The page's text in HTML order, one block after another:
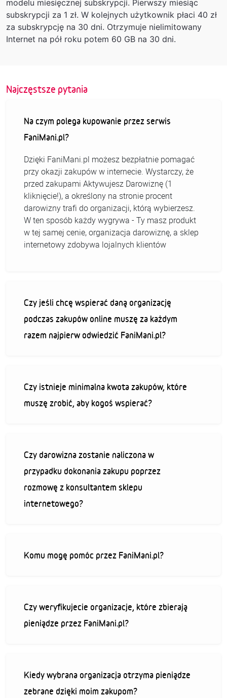
modelu miesięcznej subskrypcji. Pierwszy miesiąc
subskrypcji za 1 zł. W kolejnych użytkownik płaci 40 zł
za subskrypcję na 30 dni. Otrzymuje nielimitowany
Internet na pół roku potem 60 GB na 30 dni.
Najczęstsze pytania
Na czym polega kupowanie przez serwis
FaniMani.pl?
Dzięki FaniMani.pl możesz bezpłatnie pomagać
przy okazji zakupów w internecie. Wystarczy, że
przed zakupami Aktywujesz Darowiznę (1
kliknięcie!), a określony na stronie procent
darowizny trafi do organizacji, którą wybierzesz.
W ten sposób każdy wygrywa - Ty masz produkt
w tej samej cenie, organizacja darowiznę, a sklep
internetowy zdobywa lojalnych klientów
Czy jeśli chcę wspierać daną organizację
podczas zakupów online muszę za każdym
razem najpierw odwiedzić FaniMani.pl?
Czy istnieje minimalna kwota zakupów, które
muszę zrobić, aby kogoś wspierać?
Czy darowizna zostanie naliczona w
przypadku dokonania zakupu poprzez
rozmowę z konsultantem sklepu
internetowego?
Komu mogę pomóc przez FaniMani.pl?
Czy weryfikujecie organizacje, które zbierają
pieniądze przez FaniMani.pl?
Kiedy wybrana organizacja otrzyma pieniądze
zebrane dzięki moim zakupom?